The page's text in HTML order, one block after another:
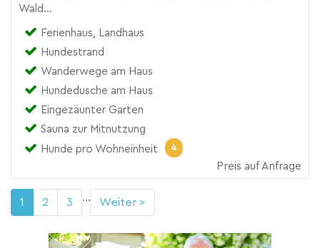
Wald...
Ferienhaus, Landhaus
Hundestrand
Wanderwege am Haus
Hundedusche am Haus
Eingezäunter Garten
Sauna zur Mitnutzung
Hunde pro Wohneinheit
4
Preis auf Anfrage
1 2 3 ... Weiter >